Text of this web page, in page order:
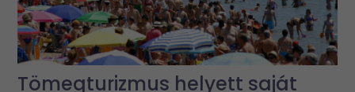
Tömegturizmus helyett saját